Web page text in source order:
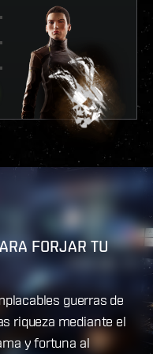
INFORME
FORJAR TU
guerras de
riqueza mediante el
y fortuna al